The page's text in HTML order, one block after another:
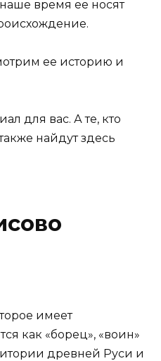
время ее носят
ее историю и
для вас. А те, кто
найдут здесь
имеет
как «борец», «воин»
древней Руси и